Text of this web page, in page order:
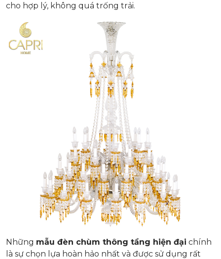
cho hợp lý, không quá trống trải.
Những mẫu đèn chùm thông tầng hiện đại chính
là sự chọn lựa hoàn hảo nhất và được sử dụng rất